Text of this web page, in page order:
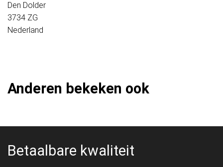
Den Dolder
3734 ZG
Nederland
Anderen bekeken ook
Betaalbare kwaliteit